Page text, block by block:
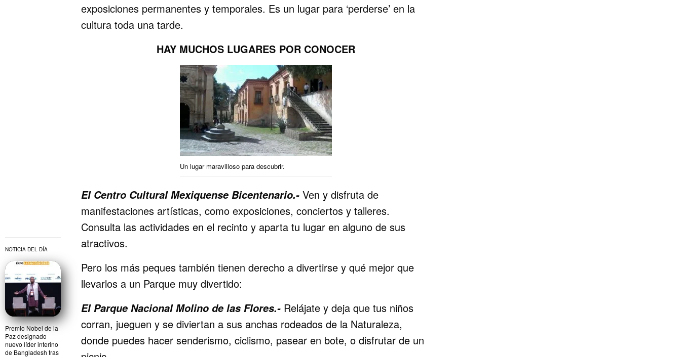
NOTICIA DEL DÍA
Premio Nobel de la
Paz designado
nuevo líder interino
de Bangladesh tras
exposiciones permanentes y temporales. Es un lugar para ‘perderse’ en la
cultura toda una tarde.
HAY MUCHOS LUGARES POR CONOCER
Un lugar maravilloso para descubrir.
El Centro Cultural Mexiquense Bicentenario.- Ven y disfruta de
manifestaciones artísticas, como exposiciones, conciertos y talleres.
Consulta las actividades en el recinto y aparta tu lugar en alguno de sus
atractivos.
Pero los más peques también tienen derecho a divertirse y qué mejor que
llevarlos a un Parque muy divertido:
El Parque Nacional Molino de las Flores.- Relájate y deja que tus niños
corran, jueguen y se diviertan a sus anchas rodeados de la Naturaleza,
donde puedes hacer senderismo, ciclismo, pasear en bote, o disfrutar de un